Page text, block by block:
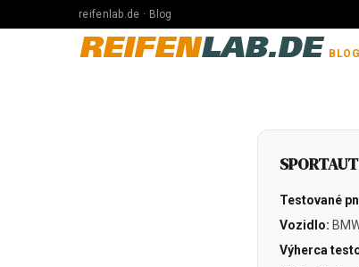
reifenlab.de · Blog
REIFENLAB.DE BLOG
Testované
Vozidlo:
Výherca